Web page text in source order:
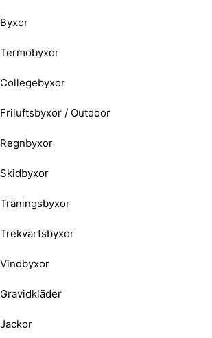
Byxor
Termobyxor
Collegebyxor
Friluftsbyxor / Outdoor
Regnbyxor
Skidbyxor
Träningsbyxor
Trekvartsbyxor
Vindbyxor
Gravidkläder
Jackor